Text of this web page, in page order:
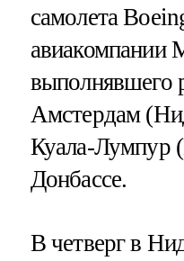
самолета
авиакомпании
Амстердам
Куала-Лумпур
Донбассе.
В четверг в